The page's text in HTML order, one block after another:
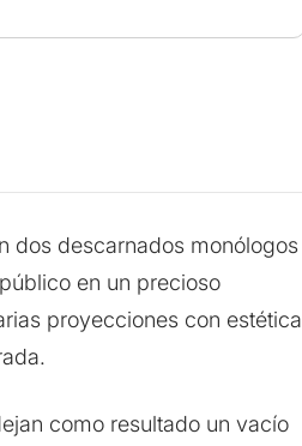
dos descarnados monólogos
en un precioso
proyecciones con estética
como resultado un vacío